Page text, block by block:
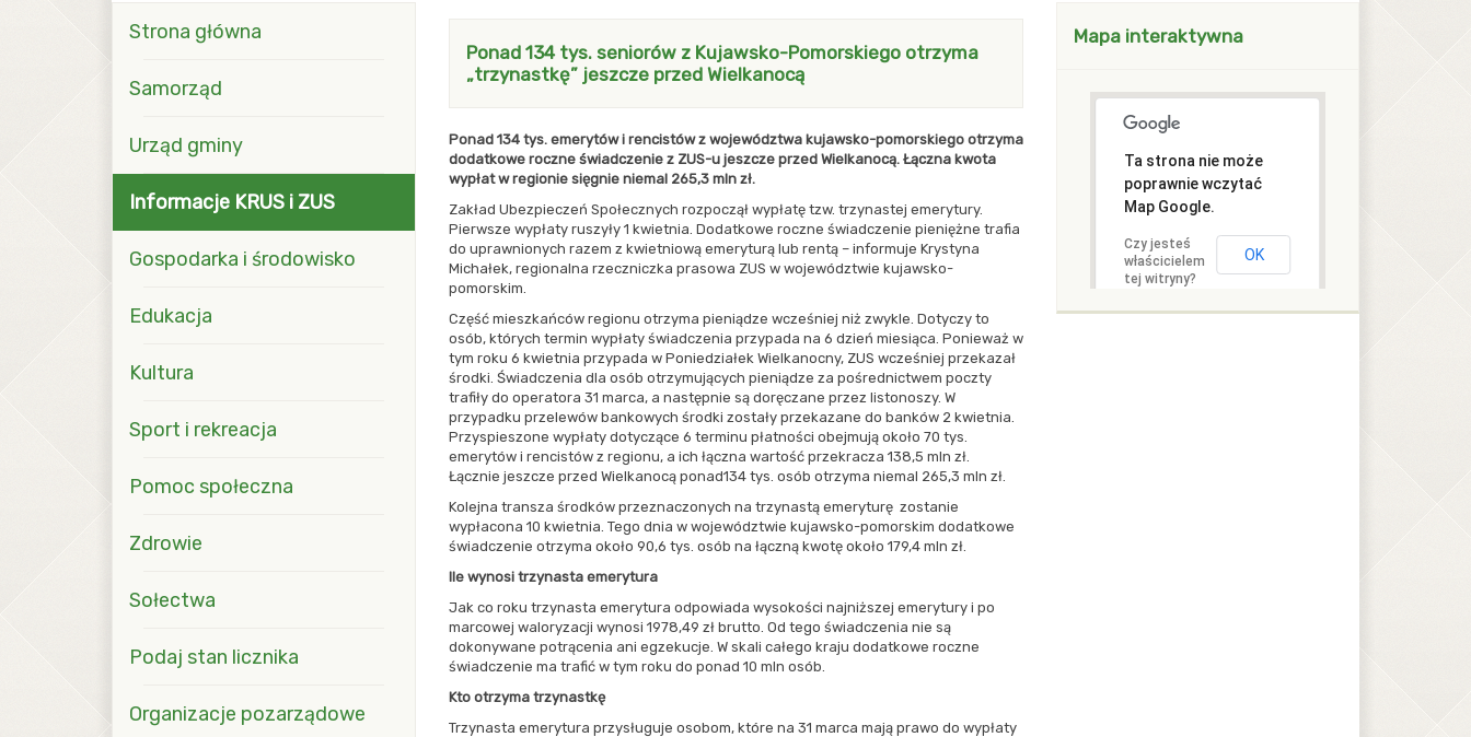
Strona główna
Samorząd
Urząd gminy
Informacje KRUS i ZUS
Gospodarka i środowisko
Edukacja
Kultura
Sport i rekreacja
Pomoc społeczna
Zdrowie
Sołectwa
Podaj stan licznika
Organizacje pozarządowe
Ponad 134 tys. seniorów z Kujawsko-Pomorskiego otrzyma
„trzynastkę” jeszcze przed Wielkanocą
Ponad 134 tys. emerytów i rencistów z województwa kujawsko-pomorskiego otrzyma
dodatkowe roczne świadczenie z ZUS-u jeszcze przed Wielkanocą. Łączna kwota
wypłat w regionie sięgnie niemal 265,3 mln zł.
Zakład Ubezpieczeń Społecznych rozpoczął wypłatę tzw. trzynastej emerytury.
Pierwsze wypłaty ruszyły 1 kwietnia. Dodatkowe roczne świadczenie pieniężne trafia
do uprawnionych razem z kwietniową emeryturą lub rentą – informuje Krystyna
Michałek, regionalna rzeczniczka prasowa ZUS w województwie kujawsko-
pomorskim.
Część mieszkańców regionu otrzyma pieniądze wcześniej niż zwykle. Dotyczy to
osób, których termin wypłaty świadczenia przypada na 6 dzień miesiąca. Ponieważ w
tym roku 6 kwietnia przypada w Poniedziałek Wielkanocny, ZUS wcześniej przekazał
środki. Świadczenia dla osób otrzymujących pieniądze za pośrednictwem poczty
trafiły do operatora 31 marca, a następnie są doręczane przez listonoszy. W
przypadku przelewów bankowych środki zostały przekazane do banków 2 kwietnia.
Przyspieszone wypłaty dotyczące 6 terminu płatności obejmują około 70 tys.
emerytów i rencistów z regionu, a ich łączna wartość przekracza 138,5 mln zł.
Łącznie jeszcze przed Wielkanocą ponad134 tys. osób otrzyma niemal 265,3 mln zł.
Kolejna transza środków przeznaczonych na trzynastą emeryturę zostanie
wypłacona 10 kwietnia. Tego dnia w województwie kujawsko-pomorskim dodatkowe
świadczenie otrzyma około 90,6 tys. osób na łączną kwotę około 179,4 mln zł.
Ile wynosi trzynasta emerytura
Jak co roku trzynasta emerytura odpowiada wysokości najniższej emerytury i po
marcowej waloryzacji wynosi 1978,49 zł brutto. Od tego świadczenia nie są
dokonywane potrącenia ani egzekucje. W skali całego kraju dodatkowe roczne
świadczenie ma trafić w tym roku do ponad 10 mln osób.
Kto otrzyma trzynastkę
Trzynasta emerytura przysługuje osobom, które na 31 marca mają prawo do wypłaty
Mapa interaktywna
Ta strona nie może
poprawnie wczytać
Map Google.
Czy jesteś
właścicielem
tej witryny?
OK